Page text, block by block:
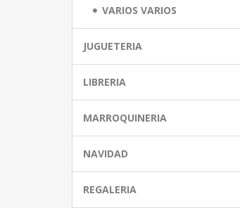
VARIOS VARIOS
JUGUETERIA
LIBRERIA
MARROQUINERIA
NAVIDAD
REGALERIA